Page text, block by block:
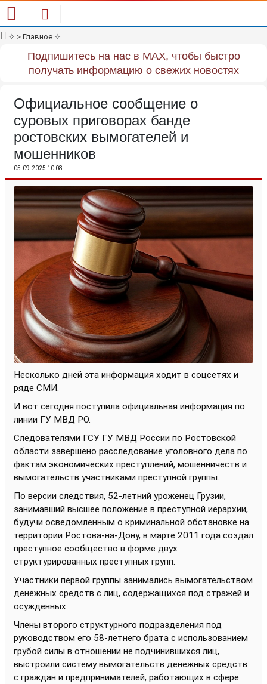
✧ > Главное ✧
Подпишитесь на нас в MAX, чтобы быстро
получать информацию о свежих новостях
Официальное сообщение о
суровых приговорах банде
ростовских вымогателей и
мошенников
05.09.2025 10:08
Несколько дней эта информация ходит в соцсетях и
ряде СМИ.
И вот сегодня поступила официальная информация по
линии ГУ МВД РО.
Следователями ГСУ ГУ МВД России по Ростовской
области завершено расследование уголовного дела по
фактам экономических преступлений, мошенничеств и
вымогательств участниками преступной группы.
По версии следствия, 52-летний уроженец Грузии,
занимавший высшее положение в преступной иерархии,
будучи осведомленным о криминальной обстановке на
территории Ростова-на-Дону, в марте 2011 года создал
преступное сообщество в форме двух
структурированных преступных групп.
Участники первой группы занимались вымогательством
денежных средств с лиц, содержащихся под стражей и
осужденных.
Члены второго структурного подразделения под
руководством его 58-летнего брата с использованием
грубой силы в отношении не подчинившихся лиц,
выстроили систему вымогательств денежных средств
с граждан и предпринимателей, работающих в сфере